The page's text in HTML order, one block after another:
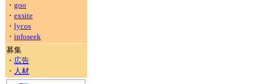
・ goo
・ exsite
・ lycos
・ infoseek
募集
・ 広告
・ 人材